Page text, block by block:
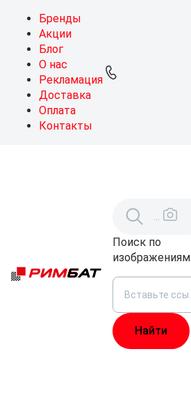
Бренды
Акции
Блог
О нас
Рекламация
Доставка
Оплата
Контакты
Поиск по
изображениям